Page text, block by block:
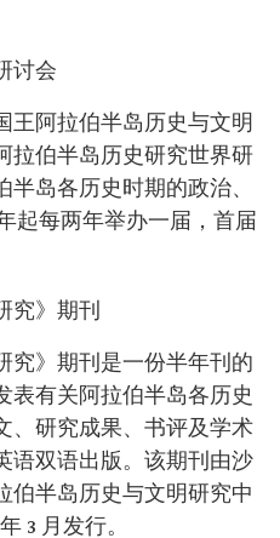
讨会
王阿拉伯半岛历史与文明
拉伯半岛历史研究世界研
岛各历史时期的政治、
起每两年举办一届，首届
究》期刊
究》期刊是一份半年刊的
表有关阿拉伯半岛各历史
、研究成果、书评及学术
语双语出版。该期刊由沙
伯半岛历史与文明研究中
3 月发行。